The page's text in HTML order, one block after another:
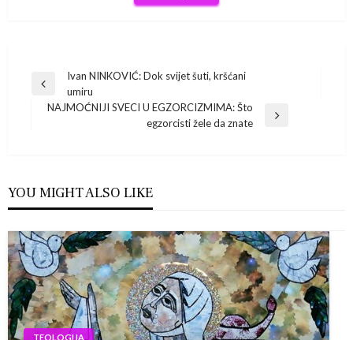
Navigacija
objava
Previous
Post
Ivan NINKOVIĆ: Dok svijet šuti, kršćani
umiru
NAJMOĆNIJI SVECI U EGZORCIZMIMA: Što
egzorcisti žele da znate
YOU MIGHT ALSO LIKE
TEOLOGIJA